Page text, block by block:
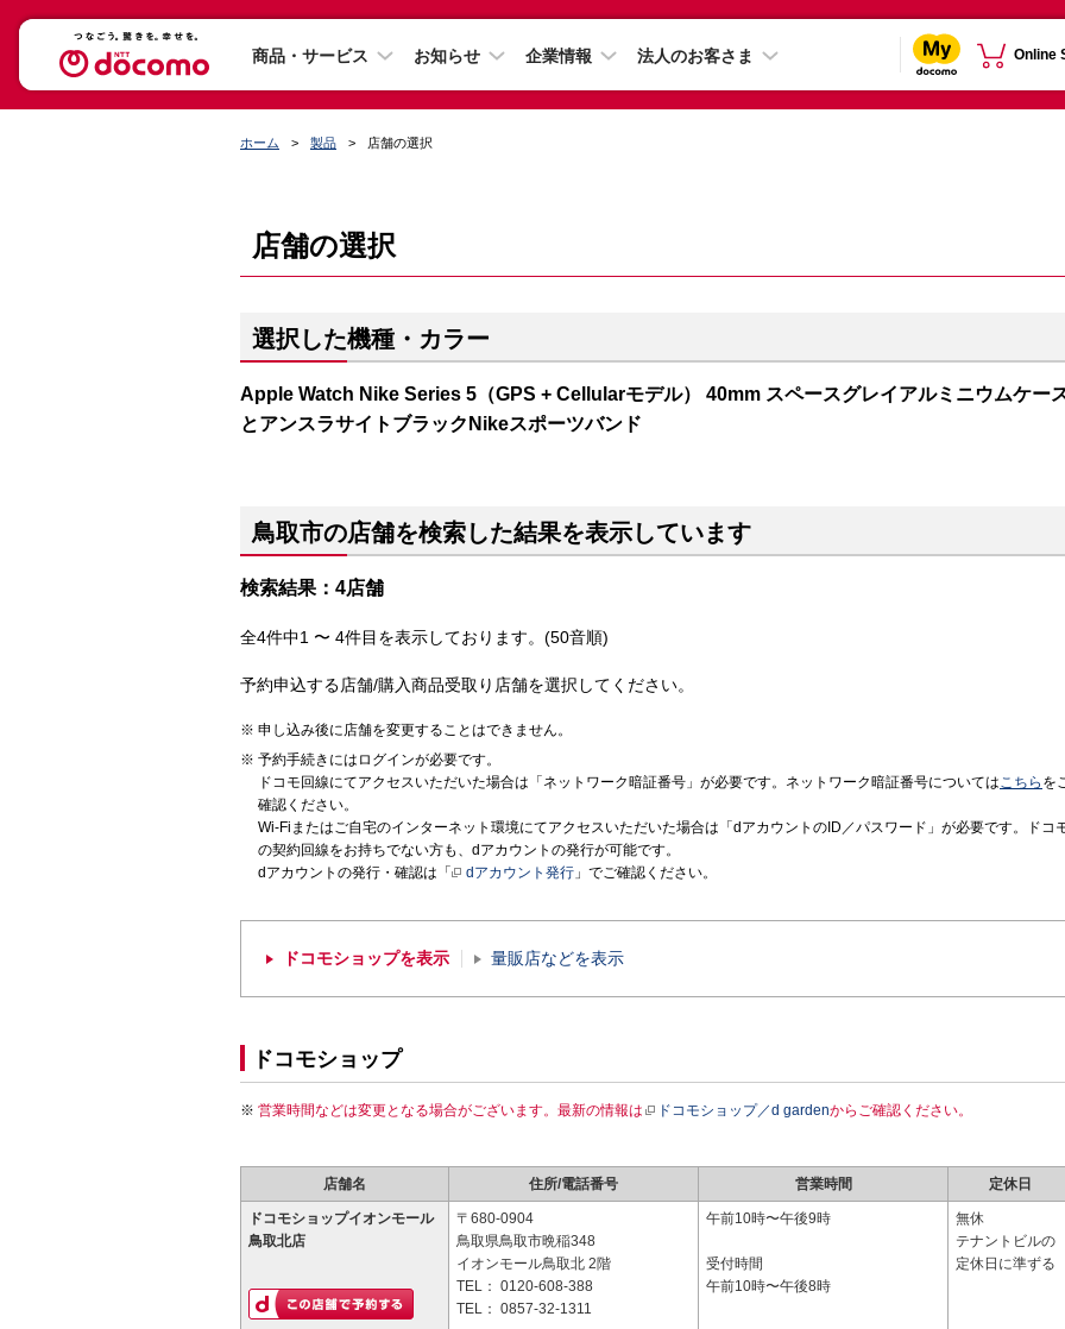
商品・サービス お知らせ 企業情報 法人のお客さま Online
ホーム 製品 店舗の選択
店舗の選択
選択した機種・カラー
Apple Watch Nike Series 5（GPS + Cellularモデル） 40mm スペースグレイアルミニウムケー
とアンスラサイトブラックNikeスポーツバンド
鳥取市の店舗を検索した結果を表示しています
検索結果：4店舗
全4件中1 〜 4件目を表示しております。(50音順)
予約申込する店舗/購入商品受取り店舗を選択してください。
申し込み後に店舗を変更することはできません。
予約手続きにはログインが必要です。
ドコモ回線にてアクセスいただいた場合は「ネットワーク暗証番号」が必要です。ネットワーク暗証番号についてはこちら を
確認ください。
Wi-Fiまたはご自宅のインターネット環境にてアクセスいただいた場合は「dアカウントのID／パスワード」が必要です。ドコ
の契約回線をお持ちでない方も、dアカウントの発行が可能です。
dアカウントの発行・確認は「
dアカウント発行 」でご確認ください。
ドコモショップを表示 量販店などを表示
ドコモショップ
営業時間などは変更となる場合がございます。最新の情報は ドコモショップ／d gardenからご確認ください。
店舗名 住所/電話番号 営業時間 定休日
ドコモショップイオンモール
鳥取北店
〒680-0904
鳥取県鳥取市晩稲348
イオンモール鳥取北 2階
TEL： 0120-608-388
TEL： 0857-32-1311
午前10時〜午後9時
受付時間
午前10時〜午後8時
無休
テナントビルの
定休日に準ずる